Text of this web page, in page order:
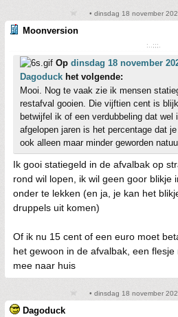
• dinsdag 18 november
Moonversion
:..;;;.
Op dinsdag 18 november
Dagoduck het volgende:
Mooi. Nog te vaak zie ik mensen
restafval gooien. Die vijftien cent is
betwijfel ik of een verdubbeling dat
afgelopen jaren is het percentage dat
ook alleen maar minder geworden
Ik gooi statiegeld in de afvalbak op
rond wil lopen, ik wil geen goor blikje
onder te lekken (en ja, je kan het
druppels uit komen)
Of ik nu 15 cent of een euro moet
het gewoon in de afvalbak, een
mee naar huis
• dinsdag 18 november
Dagoduck